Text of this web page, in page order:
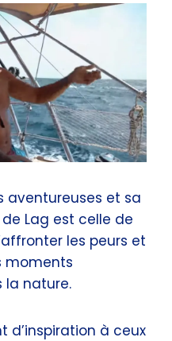
aventureuses et sa
Lag est celle de
les peurs et
moments
la nature.
d’inspiration à ceux